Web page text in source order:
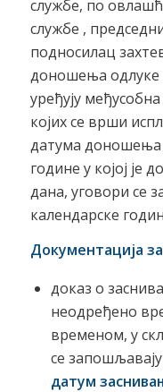
службе, по
службе ,
подносилац
доношења одлуке
уређују
којих се врши
датума доношења
године у којој је
дана, уговори се
календарске
Документација
доказ о
неодређено
временом, у
се
датум